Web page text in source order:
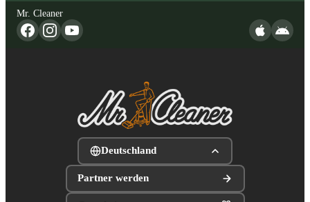
Mr. Cleaner
Deutschland
Partner werden